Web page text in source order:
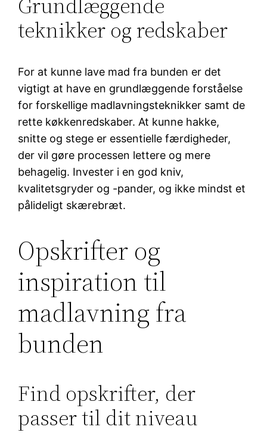
teknikker og redskaber
For at kunne lave mad fra bunden er det
vigtigt at have en grundlæggende forståelse
for forskellige madlavningsteknikker samt de
rette køkkenredskaber. At kunne hakke,
snitte og stege er essentielle færdigheder,
der vil gøre processen lettere og mere
behagelig. Invester i en god kniv,
kvalitetsgryder og -pander, og ikke mindst et
pålideligt skærebræt.
Opskrifter og
inspiration til
madlavning fra
bunden
Find opskrifter, der
passer til dit niveau